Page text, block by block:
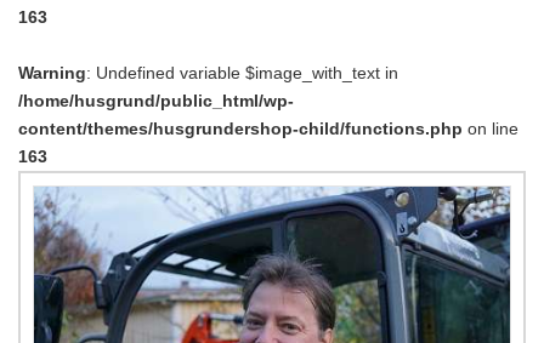
163
Warning: Undefined variable $image_with_text in
/home/husgrund/public_html/wp-
content/themes/husgrundershop-child/functions.php on line
163